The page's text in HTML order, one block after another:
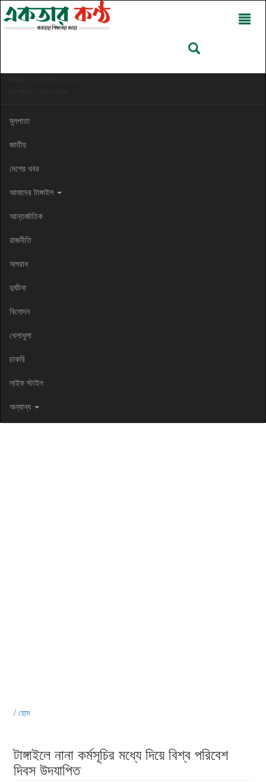
মূলপাতা
জাতীয়
দেশের খবর
আমাদের টাঙ্গাইল
আন্তর্জাতিক
রাজনীতি
অপরাধ
দুর্ঘটনা
বিনোদন
খেলাধুলা
চাকরি
লাইফ স্টাইল
অন্যান্য
/ হোম
টাঙ্গাইলে নানা কর্মসূচির মধ্যে দিয়ে বিশ্ব পরিবেশ
দিবস উদযাপিত